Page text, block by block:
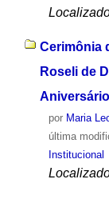
Cerimônia
Roseli de
por Maria
última
Institucional